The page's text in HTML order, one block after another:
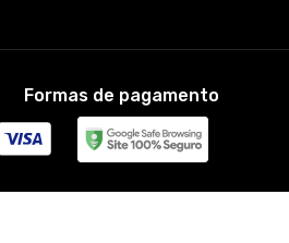
Formas de pagamento